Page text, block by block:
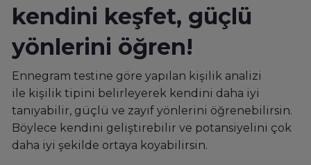
kendini keşfet, güçlü
yönlerini öğren!
Ennegram testine göre yapılan kişilik analizi
ile kişilik tipini belirleyerek kendini daha iyi
tanıyabilir, güçlü ve zayıf yönlerini öğrenebilirsin.
Böylece kendini geliştirebilir ve potansiyelini çok
daha iyi şekilde ortaya koyabilirsin.